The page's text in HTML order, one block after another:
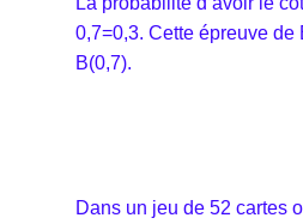
0,7=0,3. Cette épreuve de
B(0,7).
Dans un jeu de 52 cartes